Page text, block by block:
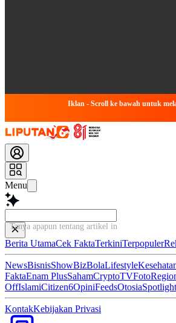
Iklan - Scroll ke bawah untuk
Menu
Tanya apapun tentang artikel ini...
Berita UtamaCek FaktaTerkiniTerpopuler
NewsBisnisShowBizBolaLifestyle
FaktaEnam PlusSahamCryptoTVFoto
OffIslamiCitizen6OpiniFeedsOtosiaSpotlight
KontakKebijakan Privasi